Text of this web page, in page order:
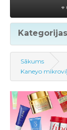
Kategorijas
Sākums
Kaneyo